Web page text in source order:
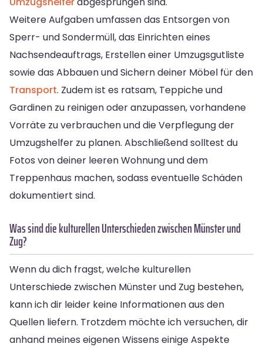
Weitere Aufgaben umfassen das Entsorgen von
Sperr- und Sondermüll, das Einrichten eines
Nachsendeauftrags, Erstellen einer Umzugsgutliste
sowie das Abbauen und Sichern deiner Möbel für den
Transport. Zudem ist es ratsam, Teppiche und
Gardinen zu reinigen oder anzupassen, vorhandene
Vorräte zu verbrauchen und die Verpflegung der
Umzugshelfer zu planen. Abschließend solltest du
Fotos von deiner leeren Wohnung und dem
Treppenhaus machen, sodass eventuelle Schäden
dokumentiert sind.
Was sind die kulturellen Unterschieden zwischen Münster und
Zug?
Wenn du dich fragst, welche kulturellen
Unterschiede zwischen Münster und Zug bestehen,
kann ich dir leider keine Informationen aus den
Quellen liefern. Trotzdem möchte ich versuchen, dir
anhand meines eigenen Wissens einige Aspekte